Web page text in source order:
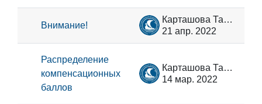
Внимание!
Карташова Татьяна Владимировна
21 апр. 2022
Распределение
компенсационных
баллов
Карташова Татьяна Владимировна
14 мар. 2022